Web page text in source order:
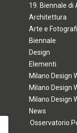
19. Biennale
Architettura
Arte e
Biennale
Design
Elementi
Milano Design
Milano Design
Milano Design
News
Osservatorio